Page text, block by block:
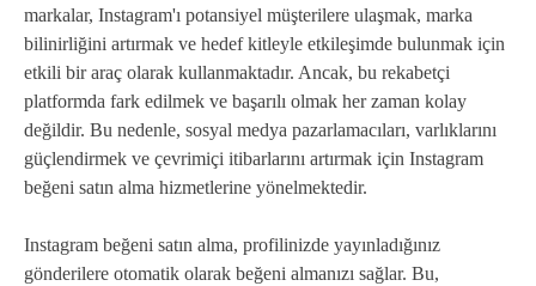
markalar, Instagram'ı potansiyel müşterilere ulaşmak, marka
bilinirliğini artırmak ve hedef kitleyle etkileşimde bulunmak için
etkili bir araç olarak kullanmaktadır. Ancak, bu rekabetçi
platformda fark edilmek ve başarılı olmak her zaman kolay
değildir. Bu nedenle, sosyal medya pazarlamacıları, varlıklarını
güçlendirmek ve çevrimiçi itibarlarını artırmak için Instagram
beğeni satın alma hizmetlerine yönelmektedir.
Instagram beğeni satın alma, profilinizde yayınladığınız
gönderilere otomatik olarak beğeni almanızı sağlar. Bu,